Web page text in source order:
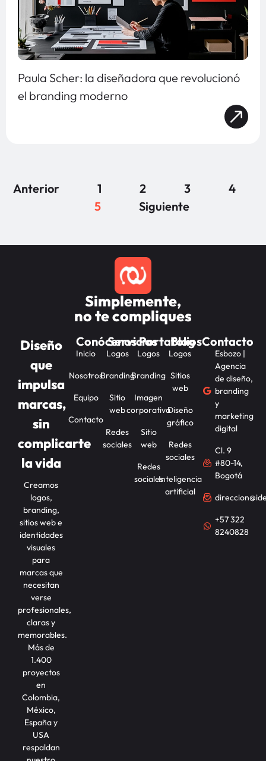
Paula Scher: la diseñadora que revolucionó
el branding moderno
Anterior 1 2 3
4
5
Siguiente
Simplemente,
no te compliques
Diseño
que
impulsa
marcas,
sin
complicarte
la vida
Creamos
logos,
branding,
sitios web e
identidades
visuales
para
marcas que
necesitan
verse
profesionales,
claras y
memorables.
Más de
1.400
proyectos
en
Colombia,
México,
España y
USA
respaldan
Conócenos
Inicio
Nosotros
Equipo
Contacto
Servicios
Logos
Branding
Sitio
web
Redes
sociales
Portafolios
Logos
Branding
Imagen
corporativa
Sitio
web
Redes
sociales
Blog
Logos
Sitios
web
Diseño
gráfico
Redes
sociales
Inteligencia
artificial
Contacto
Esbozo |
Agencia
de diseño,
branding
y
marketing
digital
Cl. 9
#80-14,
Bogotá
+57 322
8240828